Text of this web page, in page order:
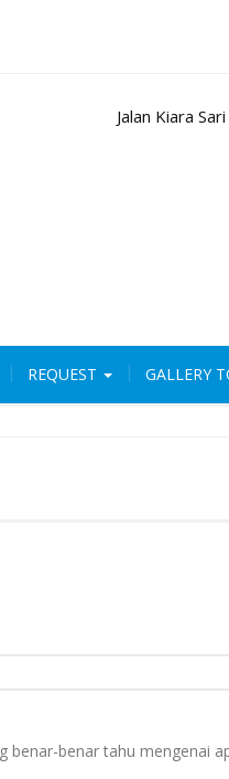
Jalan Kiara
REQUEST GALLERY
benar-benar tahu mengenai